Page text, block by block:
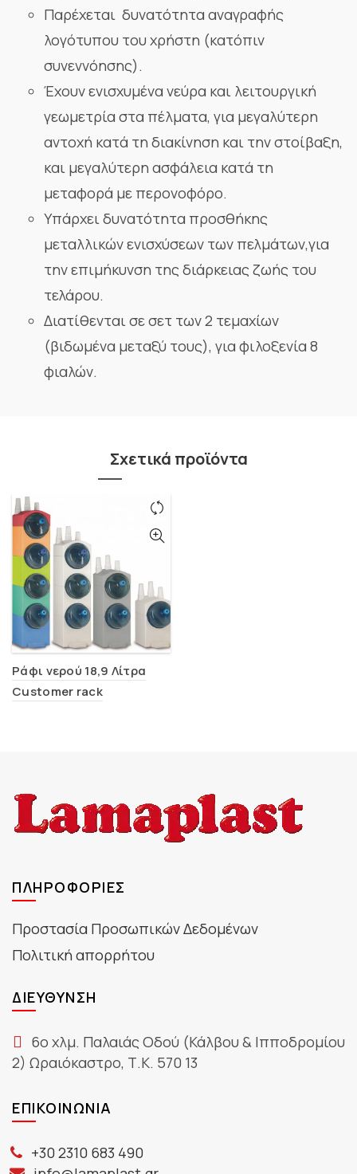
Παρέχεται δυνατότητα αναγραφής
λογότυπου του χρήστη (κατόπιν
συνεννόησης).
Έχουν ενισχυμένα νεύρα και λειτουργική
γεωμετρία στα πέλματα, για μεγαλύτερη
αντοχή κατά τη διακίνηση και την στοίβαξη,
και μεγαλύτερη ασφάλεια κατά τη
μεταφορά με περονοφόρο.
Υπάρχει δυνατότητα προσθήκης
μεταλλικών ενισχύσεων των πελμάτων,για
την επιμήκυνση της διάρκειας ζωής του
τελάρου.
Διατίθενται σε σετ των 2 τεμαχίων
(βιδωμένα μεταξύ τους), για φιλοξενία 8
φιαλών.
Σχετικά προϊόντα
Ράφι νερού 18,9 Λίτρα
Customer rack
ΠΛΗΡΟΦΟΡΊΕΣ
Προστασία Προσωπικών Δεδομένων
Πολιτική απορρήτου
ΔΙΕΎΘΥΝΣΗ
6ο χλμ. Παλαιάς Οδού (Κάλβου & Ιπποδρομίου
2) Ωραιόκαστρο, Τ.Κ. 570 13
ΕΠΙΚΟΙΝΩΝΊΑ
+30 2310 683 490